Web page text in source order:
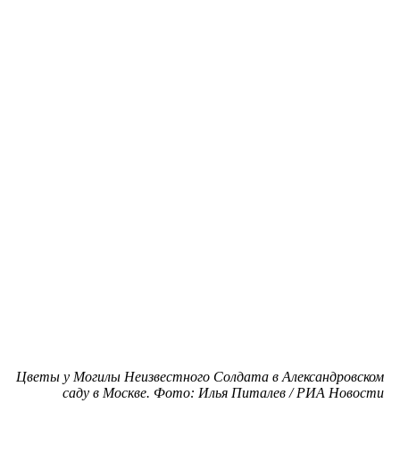
Цветы у Могилы Неизвестного Солдата в Александровском
саду в Москве. Фото: Илья Питалев / РИА Новости